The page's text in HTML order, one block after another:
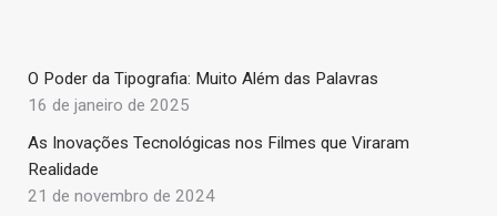
O Poder da Tipografia: Muito Além das Palavras
16 de janeiro de 2025
As Inovações Tecnológicas nos Filmes que Viraram
Realidade
21 de novembro de 2024